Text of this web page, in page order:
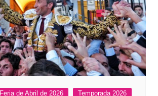
Feria de Abril de 2026 Temporada 2026